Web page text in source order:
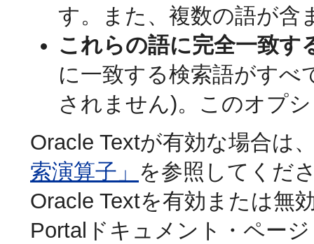
す。また、複数の語が含
これらの語に完全一致す
に一致する検索語がすべ
されません)。このオプ
Oracle Textが有効な場合は
索演算子」 を参照してくだ
Oracle Textを有効または無
Portalドキュメント・ページ